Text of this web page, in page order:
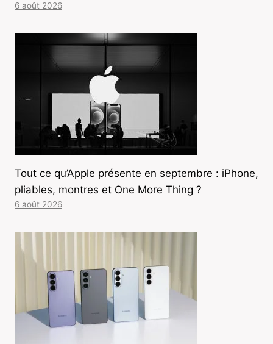
6 août 2026
Tout ce qu’Apple présente en septembre : iPhone,
pliables, montres et One More Thing ?
6 août 2026